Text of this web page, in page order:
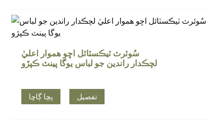
سُوئرٽ ٽيڪسٽائل اڇو هموار اعليٰ
لچڪدار راندين جو لباس يوگا پينٽ ڪپڙو
پڇا ڳاڇا تفصيل